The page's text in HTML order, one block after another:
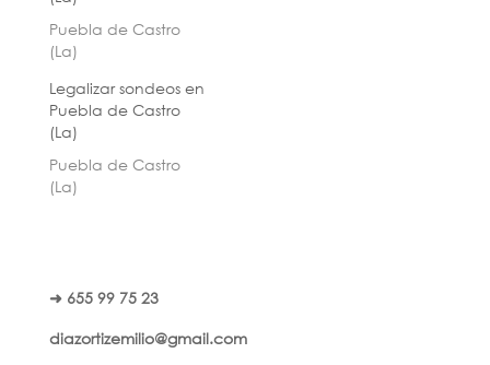
Puebla de Castro
(La)
Legalizar sondeos en
Puebla de Castro
(La)
Puebla de Castro
(La)
➜ 655 99 75 23
diazortizemilio@gmail.com